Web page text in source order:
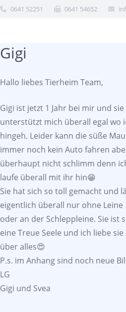
0641 52251 0641 54652
Gigi
Hallo liebes Tierheim Team,
Gigi ist jetzt 1 Jahr bei mir und sie
unterstützt mich überall egal wo
hingeh. Leider kann die süße
immer noch kein Auto fahren
überhaupt nicht schlimm denn
laufe überall mit ihr hin😁
Sie hat sich so toll gemacht und
eigentlich überall nur ohne Leine
oder an der Schleppleine. Sie ist
eine Treue Seele und ich liebe sie
über alles😍
P.s. im Anhang sind noch neue
LG
Gigi und Svea